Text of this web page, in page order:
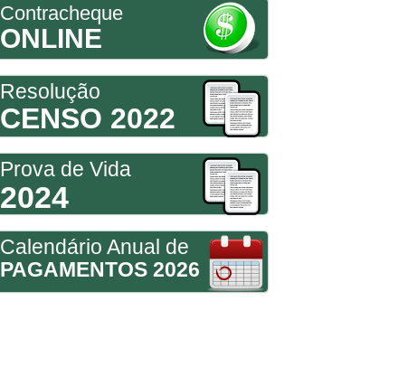
Contracheque
ONLINE
Resolução
CENSO 2022
Prova de Vida
2024
Calendário Anual de
PAGAMENTOS 2026